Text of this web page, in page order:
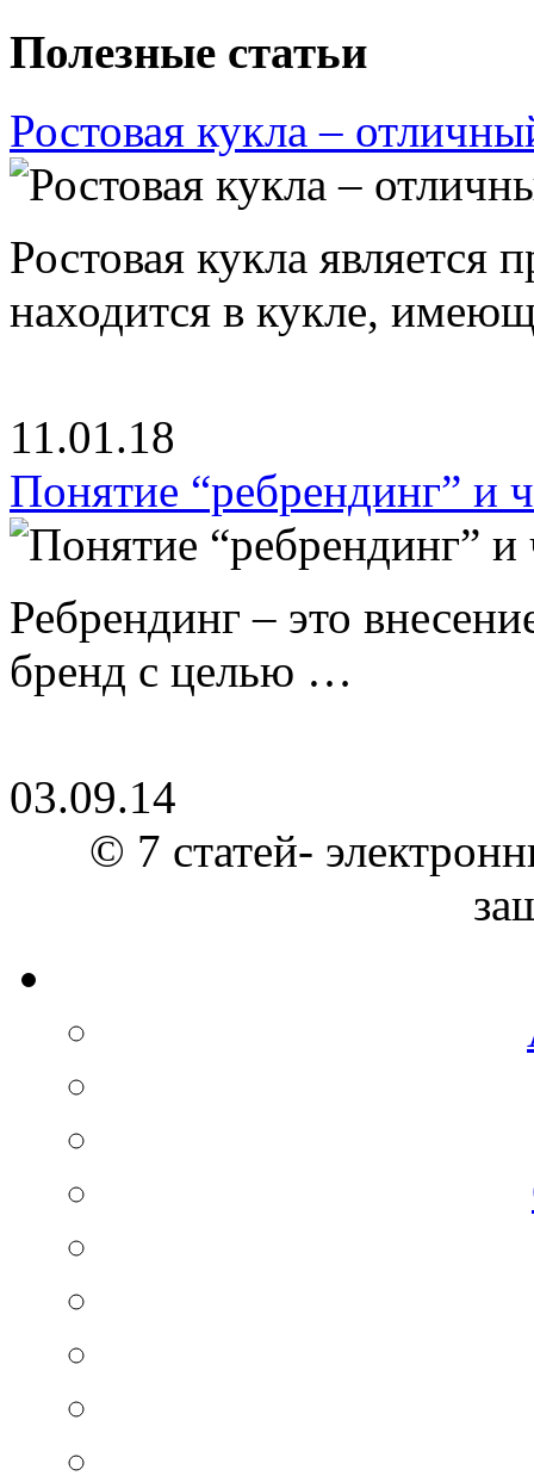
Полезные статьи
Ростовая кукла –
Ростовая кукла является
находится в кукле,
11.01.18
Понятие “ребрендинг” и
Ребрендинг – это
бренд с целью …
03.09.14
© 7 статей-